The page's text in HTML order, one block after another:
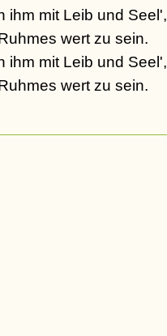
ihm mit Leib und Seel',
wert zu sein.
ihm mit Leib und Seel',
wert zu sein.